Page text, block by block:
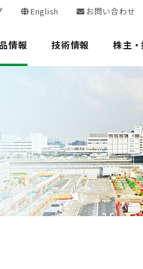
English お問い合わせ
情報 技術情報 株主